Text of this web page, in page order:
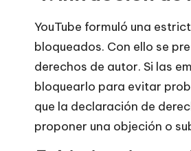
e
y
P
r
YouTube formuló una
bloqueados. Con ello se
derechos de autor. Si las
bloquearlo para evitar
que la declaración de
proponer una objeción o